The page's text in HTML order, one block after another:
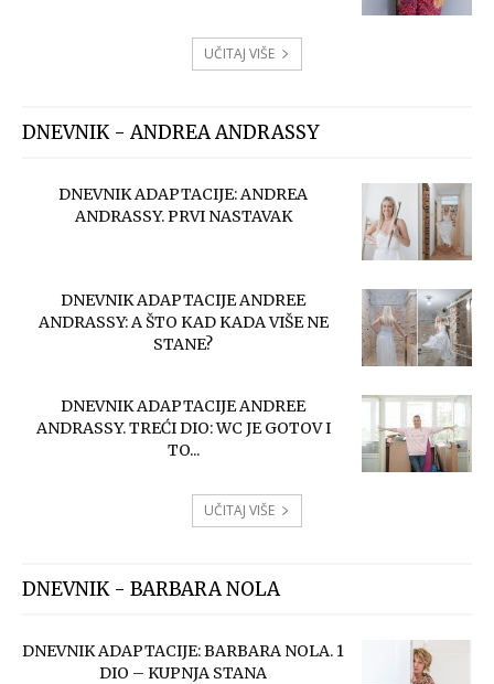
UČITAJ VIŠE
DNEVNIK - ANDREA ANDRASSY
DNEVNIK ADAPTACIJE: ANDREA
ANDRASSY. PRVI NASTAVAK
DNEVNIK ADAPTACIJE ANDREE
ANDRASSY: A ŠTO KAD KADA VIŠE NE
STANE?
DNEVNIK ADAPTACIJE ANDREE
ANDRASSY. TREĆI DIO: WC JE GOTOV I
TO...
UČITAJ VIŠE
DNEVNIK - BARBARA NOLA
DNEVNIK ADAPTACIJE: BARBARA NOLA. 1
DIO – KUPNJA STANA